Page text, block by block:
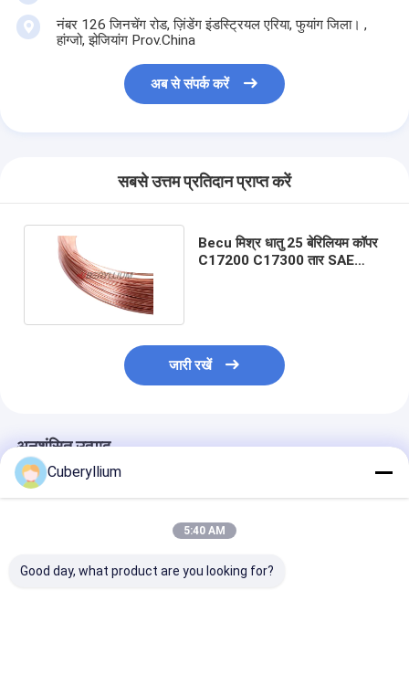
नंबर 126 जिनचेंग रोड, ज़िंडेंग इंडस्ट्रियल एरिया, फुयांग जिला। ,
हांग्जो, झेजियांग Prov.China
अब से संपर्क करें
सबसे उत्तम प्रतिदान प्राप्त करें
Becu मिश्र धातु 25 बेरिलियम कॉपर
C17200 C17300 तार SAE
जारी रखें
अनुशंसित उत्पाद
Cuberyllium
5:40 AM
Good day, what product are you looking for?